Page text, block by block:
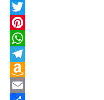
F
a
c
e
b
o
T
w
P
n
W
h
a
T
eA